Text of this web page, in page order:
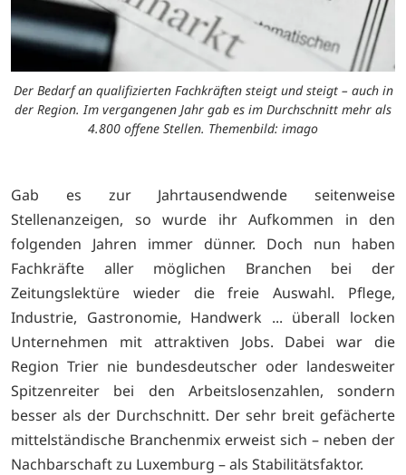
Der Bedarf an qualifizierten Fachkräften steigt und steigt – auch in
der Region. Im vergangenen Jahr gab es im Durchschnitt mehr als
4.800 offene Stellen. Themenbild: imago
Gab es zur Jahrtausendwende seitenweise
Stellenanzeigen, so wurde ihr Aufkommen in den
folgenden Jahren immer dünner. Doch nun haben
Fachkräfte aller möglichen Branchen bei der
Zeitungslektüre wieder die freie Auswahl. Pflege,
Industrie, Gastronomie, Handwerk ... überall locken
Unternehmen mit attraktiven Jobs. Dabei war die
Region Trier nie bundesdeutscher oder landesweiter
Spitzenreiter bei den Arbeitslosenzahlen, sondern
besser als der Durchschnitt. Der sehr breit gefächerte
mittelständische Branchenmix erweist sich – neben der
Nachbarschaft zu Luxemburg – als Stabilitätsfaktor.